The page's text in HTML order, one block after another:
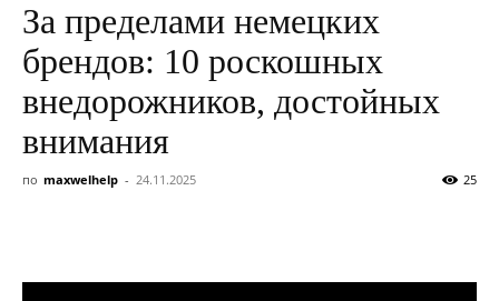
За пределами немецких
брендов: 10 роскошных
внедорожников, достойных
внимания
по maxwelhelp - 24.11.2025 25